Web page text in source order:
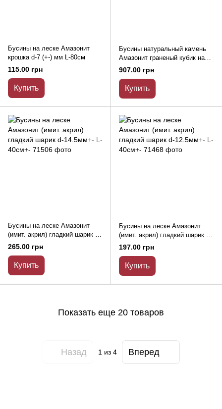
Бусины на леске Амазонит
крошка d-7 (+-) мм L-80см
115.00 грн
Купить
Бусины натуральный камень
Амазонит граненый кубик на
нитке d-4,5мм+- L-38см+-
907.00 грн
Купить
Бусины на леске Амазонит
(имит. акрил) гладкий шарик d-
14.5мм+- L-40см+-
265.00 грн
Купить
Бусины на леске Амазонит
(имит. акрил) гладкий шарик d-
12.5мм+- L-40см+-
197.00 грн
Купить
Показать еще 20 товаров
Назад 1из 4 Вперед